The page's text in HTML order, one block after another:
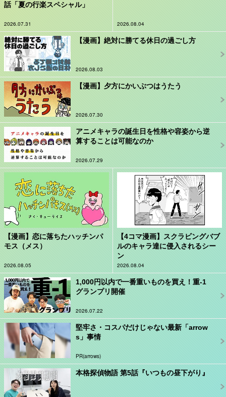
話「夏の行楽スペシャル」
2026.07.31 2026.08.04
【漫画】絶対に勝てる休日の過ごし方
2026.08.03
【漫画】夕方にかいぶつはうたう
2026.07.30
アニメキャラの誕生日を性格や容姿から逆
算することは可能なのか
2026.07.29
【漫画】恋に落ちたハッチンパ
モス（メス）
2026.08.05
【4コマ漫画】スクラビングバブ
ルのキャラ達に侵入されるシー
ン
2026.08.04
1,000円以内で一番重いものを買え！重-1
グランプリ開催
2026.07.22
堅牢さ・コスパだけじゃない最新「arrow
s」事情
PR(arrows)
本格探偵物語 第5話『いつもの昼下がり』